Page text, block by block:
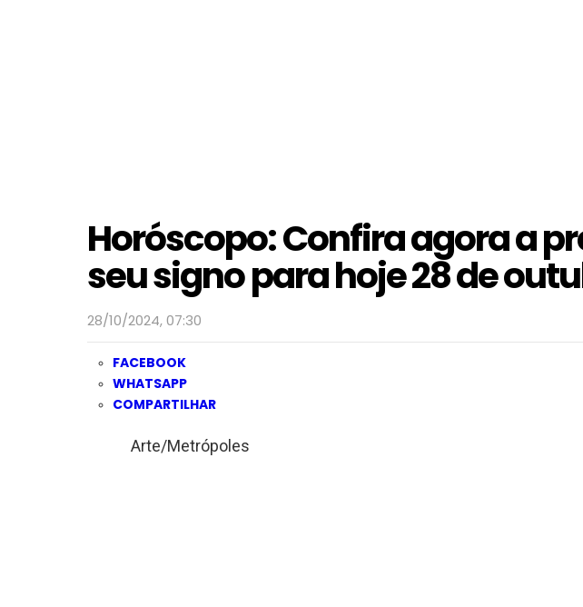
Horóscopo: Confira agora a
seu signo para hoje 28 de
28/10/2024, 07:30
FACEBOOK
WHATSAPP
COMPARTILHAR
Arte/Metrópoles